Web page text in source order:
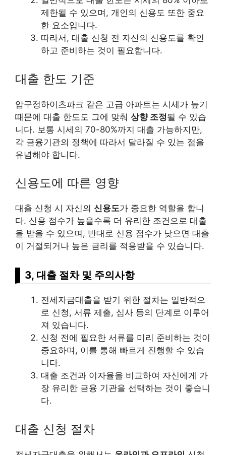
제한될 수 있으며, 개인의 신용도 또한 중요
한 요소입니다.
따라서, 대출 신청 전 자신의 신용도를 확인
하고 준비하는 것이 필요합니다.
대출 한도 기준
압구정하이츠파크 같은 고급 아파트는 시세가 높기
때문에 대출 한도도 그에 맞춰 상향 조정될 수 있습
니다. 보통 시세의 70-80%까지 대출 가능하지만,
각 금융기관의 정책에 따라서 달라질 수 있는 점을
유념해야 합니다.
신용도에 따른 영향
대출 신청 시 자신의 신용도가 중요한 역할을 합니
다. 신용 점수가 높을수록 더 유리한 조건으로 대출
을 받을 수 있으며, 반대로 신용 점수가 낮으면 대출
이 거절되거나 높은 금리를 적용받을 수 있습니다.
3, 대출 절차 및 주의사항
전세자금대출을 받기 위한 절차는 일반적으
로 신청, 서류 제출, 심사 등의 단계로 이루어
져 있습니다.
신청 전에 필요한 서류를 미리 준비하는 것이
중요하며, 이를 통해 빠르게 진행할 수 있습
니다.
대출 조건과 이자율을 비교하여 자신에게 가
장 유리한 금융 기관을 선택하는 것이 좋습니
다.
대출 신청 절차